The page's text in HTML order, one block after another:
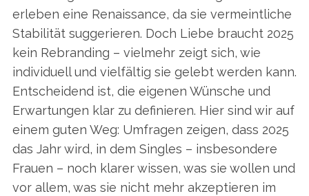
erleben eine Renaissance, da sie vermeintliche
Stabilität suggerieren. Doch Liebe braucht 2025
kein Rebranding – vielmehr zeigt sich, wie
individuell und vielfältig sie gelebt werden kann.
Entscheidend ist, die eigenen Wünsche und
Erwartungen klar zu definieren. Hier sind wir auf
einem guten Weg: Umfragen zeigen, dass 2025
das Jahr wird, in dem Singles – insbesondere
Frauen – noch klarer wissen, was sie wollen und
vor allem, was sie nicht mehr akzeptieren im